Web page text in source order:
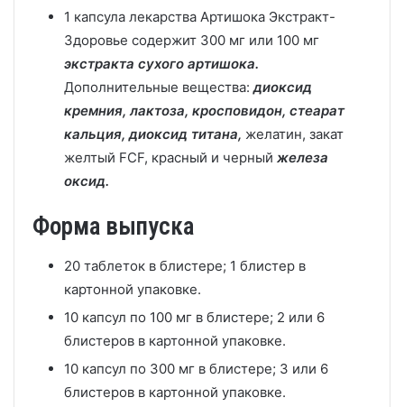
1 капсула лекарства Артишока Экстракт-
Здоровье содержит 300 мг или 100 мг
экстракта сухого артишока.
Дополнительные вещества:диоксид
кремния, лактоза, кросповидон, стеарат
кальция, диоксид титана, желатин, закат
желтый FCF, красный и черный железа
оксид.
Форма выпуска
20 таблеток в блистере; 1 блистер в
картонной упаковке.
10 капсул по 100 мг в блистере; 2 или 6
блистеров в картонной упаковке.
10 капсул по 300 мг в блистере; 3 или 6
блистеров в картонной упаковке.